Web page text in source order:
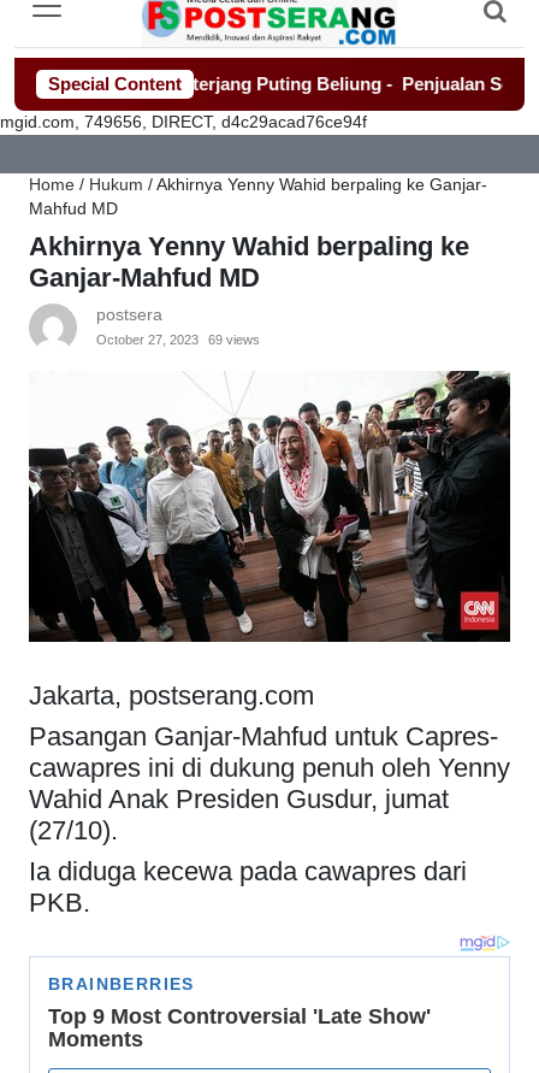
Special Content
Warga Diterjang Puting Beliung- Penjualan Seragam
mgid.com, 749656, DIRECT, d4c29acad76ce94f
Home / Hukum / Akhirnya Yenny Wahid berpaling ke Ganjar-
Mahfud MD
Akhirnya Yenny Wahid berpaling ke
Ganjar-Mahfud MD
postsera
October 27, 2023 69 views
Jakarta, postserang.com
Pasangan Ganjar-Mahfud untuk Capres-
cawapres ini di dukung penuh oleh Yenny
Wahid Anak Presiden Gusdur, jumat
(27/10).
Ia diduga kecewa pada cawapres dari
PKB.